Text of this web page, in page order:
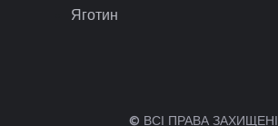
Яготин
© ВСІ ПРАВА ЗАХИЩЕНІ